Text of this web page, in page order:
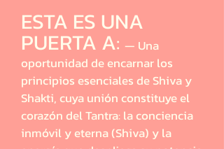
ESTA ES UNA
PUERTA A: — Una
oportunidad de encarnar los
principios esenciales de Shiva y
Shakti, cuya unión constituye el
corazón del Tantra: la conciencia
inmóvil y eterna (Shiva) y la